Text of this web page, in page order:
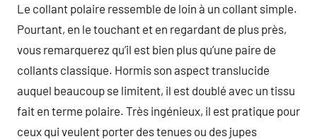
Le collant polaire ressemble de loin à un collant simple.
Pourtant, en le touchant et en regardant de plus près,
vous remarquerez qu’il est bien plus qu’une paire de
collants classique. Hormis son aspect translucide
auquel beaucoup se limitent, il est doublé avec un tissu
fait en terme polaire. Très ingénieux, il est pratique pour
ceux qui veulent porter des tenues ou des jupes